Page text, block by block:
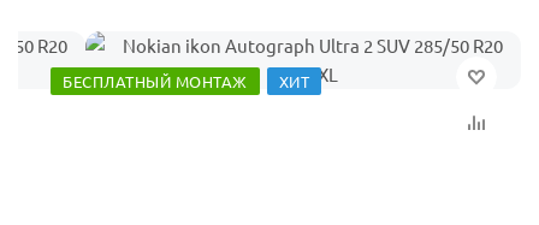
БЕСПЛАТНЫЙ МОНТАЖ ХИТ